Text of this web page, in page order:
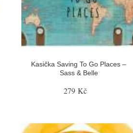
Kasička Saving To Go Places –
Sass & Belle
279 Kč